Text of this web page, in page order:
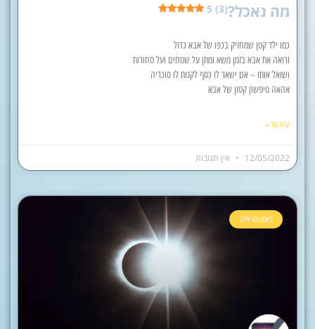
מה נאכל?5 (3)
כמו ילד קטן שמחזיק בכפו של אבא גדול
ורואה את אבא בזמן משא ומתן על שטחים ועל סחורות
ושואל אותו – אם ישאר לו כסף לקנות לו סוכריה
אהאה טיפשון קטון של אבא
קרא עוד »
12/05/2022 אין תגובות
באמונתו יחיה